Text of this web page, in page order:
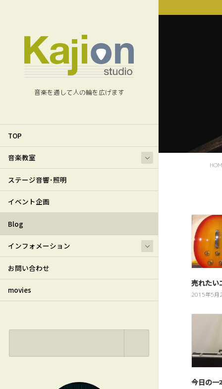
音楽を通して人の輪を広げます
TOP
音楽教室
ステージ音響･照明
イベント企画
Blog
インフォメーション
お問い合わせ
movies
売れたい
2015年5月
今日の